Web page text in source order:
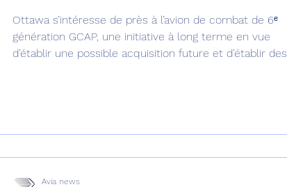
Amphibie Drones Composante ESPACE
avion de combat Avionneurs
Ottawa s’intéresse de près à l’avion de combat de 6ᵉ
génération GCAP, une initiative à long terme en vue
d’établir une possible acquisition future et d’établir des
Avia news